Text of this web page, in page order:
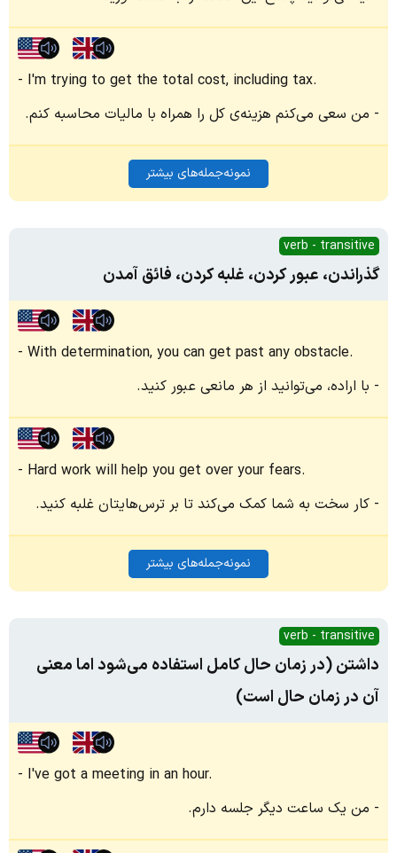
I'm trying to get the total cost, including tax.
من سعی می‌کنم هزینه‌ی کل را همراه با مالیات محاسبه کنم.
نمونه‌جمله‌های بیشتر
verb - transitive
گذراندن، عبور کردن، غلبه کردن، فائق آمدن
With determination, you can get past any obstacle.
با اراده، می‌توانید از هر مانعی عبور کنید.
Hard work will help you get over your fears.
کار سخت به شما کمک می‌کند تا بر ترس‌هایتان غلبه کنید.
نمونه‌جمله‌های بیشتر
verb - transitive
داشتن (در زمان حال کامل استفاده می‌شود اما معنی
آن در زمان حال است)
I've got a meeting in an hour.
من یک ساعت دیگر جلسه دارم.